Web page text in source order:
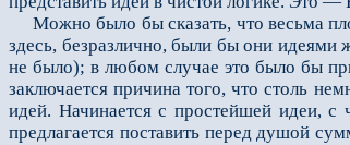
Можно было бы сказать, что весьма
здесь, безразлично, были бы они идеями
не было); в любом случае это было бы
заключается причина того, что столь
идей. Начинается с простейшей идеи,
предлагается поставить перед душой